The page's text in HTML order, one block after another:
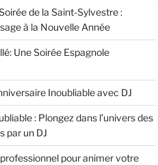
de la Saint-Sylvestre :
à la Nouvelle Année
Une Soirée Espagnole
Inoubliable avec DJ
: Plongez dans l’univers des
par un DJ
pour animer votre